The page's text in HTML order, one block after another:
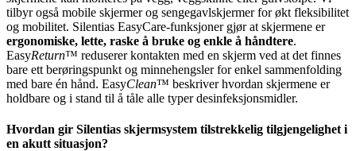
tilbyr også mobile skjermer og sengegavlskjermer for økt fleksibilitet
og mobilitet. Silentias EasyCare-funksjoner gjør at skjermene er
ergonomiske, lette, raske å bruke og enkle å håndtere.
EasyReturn™ reduserer kontakten med en skjerm ved at det finnes
bare ett berøringspunkt og minnehengsler for enkel sammenfolding
med bare én hånd. EasyClean™ beskriver hvordan skjermene er
holdbare og i stand til å tåle alle typer desinfeksjonsmidler.
Hvordan gir Silentias skjermsystem tilstrekkelig tilgjengelighet i
en akutt situasjon?